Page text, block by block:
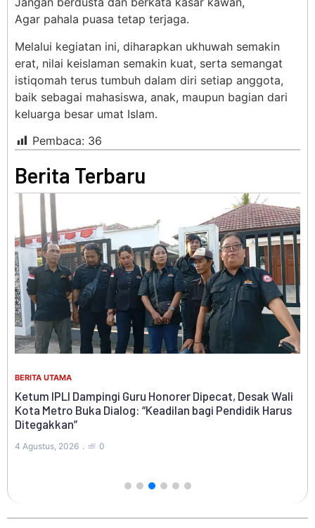
Agar pahala puasa tetap terjaga.
Melalui kegiatan ini, diharapkan ukhuwah semakin
erat, nilai keislaman semakin kuat, serta semangat
istiqomah terus tumbuh dalam diri setiap anggota,
baik sebagai mahasiswa, anak, maupun bagian dari
keluarga besar umat Islam.
Pembaca: 36
Berita Terbaru
BERITA UTAMA
Ketum IPLI Dampingi Guru Honorer Dipecat, Desak Wali
Kota Metro Buka Dialog: “Keadilan bagi Pendidik Harus
Ditegakkan”
4 Agustus, 2026 0